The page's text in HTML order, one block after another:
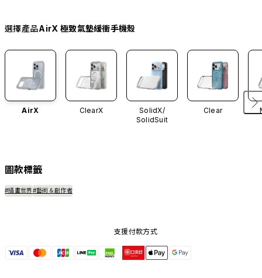
選擇產品AirX 極致氣墊緩衝手機殼
AirX ClearX
SolidX/
SolidSuit
Clear
圖款標籤
#插畫世界#藝術＆創作者
支援付款方式